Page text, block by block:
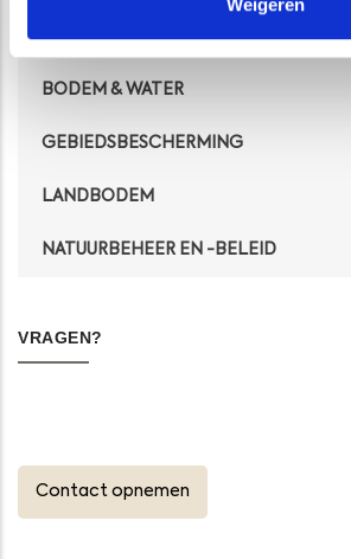
Weigeren
BEHEERPLANNEN EN -ADVIES
BODEM & WATER
GEBIEDSBESCHERMING
LANDBODEM
NATUURBEHEER EN -BELEID
VRAGEN?
Contact opnemen